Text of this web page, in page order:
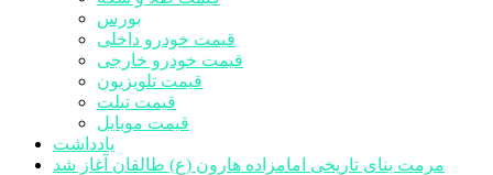
بورس
قیمت خودرو داخلی
قیمت خودرو خارجی
قیمت تلویزیون
قیمت تبلت
قیمت موبایل
یادداشت
مرمت بنای تاریخی امامزاده هارون (ع) طالقان آغاز شد